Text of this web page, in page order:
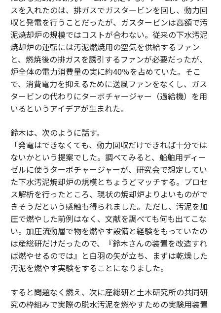
スを入れたのは、排ガスでガスタービンを回し、動力回
収と発電を行うことだったが、ガスタービンは高額で汚
泥焼却炉の規模ではコストが合わない。従来の下水汚泥
焼却炉の運転には汚泥燃焼用の空気を供給するファン
と、燃焼後の排ガスを誘引するファンが必要だったが、
炉全体の電力消費量の実に約40％を占めていた。そこ
で、消費電力を抑えるために送風ファンをなくし、ガス
タービンの代わりにターボチャージャー（過給機）を用
いるというアイデアが生まれた。
鈴木は、次のように話す。
「発電はできなくても、動力回収だけできれば十分では
ないかという提案でした。調べてみると、船舶用ディー
ゼルに使うターボチャージャーが、研究会で想定してい
た下水汚泥焼却炉の規模とちょうどマッチする。プロセ
ス解析を行ったところ、現状の焼却炉よりよいものがで
きそうだという感触も得られました。ただし、汚泥を加
圧で燃やした前例はなく、文献を調べても何も出てこな
い。加圧流動層で物を燃やす設備と経験をもっていたの
は産総研だけだったので、『鈴木さんの装置を改造すれ
ば燃やせるのでは』と白羽の矢が立ち、まずは乾燥した
汚泥を燃やす実験をすることになりました。
すると問題なく燃え、次に産総研と土木研究所の共同研
究の枠組みで実際の脱水汚泥を燃やすための実験用装置